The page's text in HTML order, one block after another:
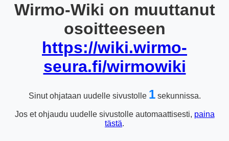
Wirmo-Wiki on muuttanut
osoitteeseen
https://wiki.wirmo-
seura.fi/wirmowiki
Sinut ohjataan uudelle sivustolle 1sekunnissa.
Jos et ohjaudu uudelle sivustolle automaattisesti, paina
tästä.